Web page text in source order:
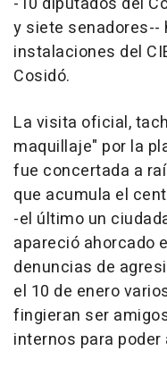
y siete senadores--
instalaciones del
Cosidó.
La visita oficial,
maquillaje" por la
fue concertada a
que acumula el
-el último un
apareció ahorcado
denuncias de
el 10 de enero
fingieran ser
internos para